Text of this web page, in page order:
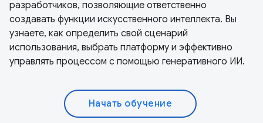
разработчиков, позволяющие ответственно
создавать функции искусственного интеллекта. Вы
узнаете, как определить свой сценарий
использования, выбрать платформу и эффективно
управлять процессом с помощью генеративного ИИ.
Начать обучение